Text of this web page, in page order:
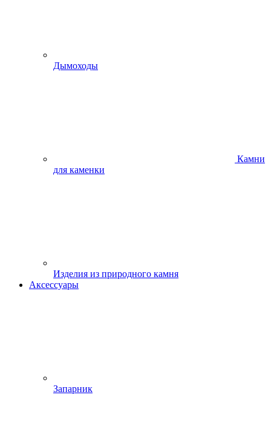
Дымоходы
Камни
для каменки
Изделия из природного камня
Аксессуары
Запарник